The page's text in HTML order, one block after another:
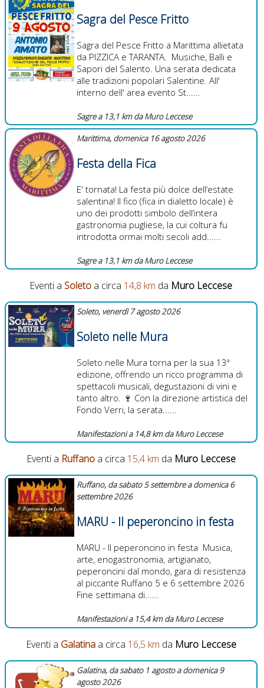
Sagra del Pesce Fritto
Sagra del Pesce Fritto a Marittima allietata
da PIZZICA e TARANTA. Musiche, Balli e
Sapori del Salento. Una serata dedicata
alle tradizioni popolari Salentine. All'
interno dell' area evento St......
Sagre a 13,1 km da Muro Leccese
Marittima, domenica 16 agosto 2026
Festa della Fica
E' tornata! La festa più dolce dell’estate
salentina! Il fico (fica in dialetto locale) è
uno dei prodotti simbolo dell’intera
gastronomia pugliese, la cui coltura fu
introdotta ormai molti secoli add......
Sagre a 13,1 km da Muro Leccese
Eventi a Soleto a circa 14,8 km da Muro Leccese
Soleto, venerdì 7 agosto 2026
Soleto nelle Mura
Soleto nelle Mura torna per la sua 13ª
edizione, offrendo un ricco programma di
spettacoli musicali, degustazioni di vini e
tanto altro. 🍷 Con la direzione artistica del
Fondo Verri, la serata......
Manifestazioni a 14,8 km da Muro Leccese
Eventi a Ruffanoa circa 15,4 km da Muro Leccese
Ruffano, da sabato 5 settembre a domenica 6
settembre 2026
MARU - Il peperoncino in festa
MARU - Il peperoncino in festa Musica,
arte, enogastronomia, artigianato,
peperoncini dal mondo, gara di resistenza
al piccante Ruffano 5 e 6 settembre 2026
Fine settimana di......
Manifestazioni a 15,4 km da Muro Leccese
Eventi a Galatinaa circa 16,5 km da Muro Leccese
Galatina, da sabato 1 agosto a domenica 9
agosto 2026